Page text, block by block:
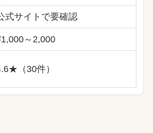
式サイトで要確認
～2,000
（30件）